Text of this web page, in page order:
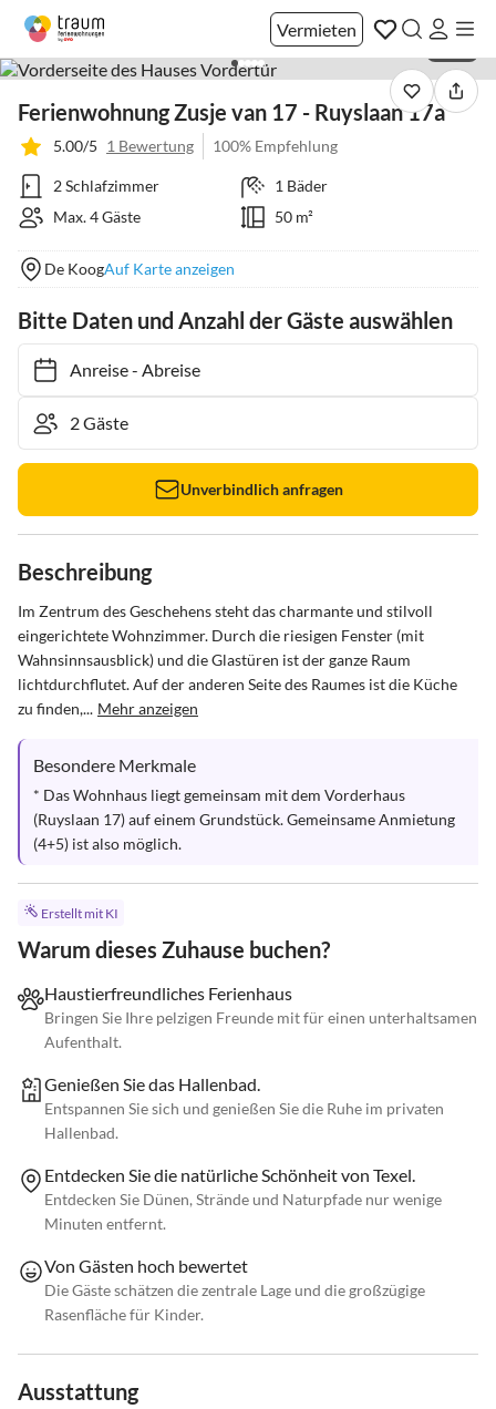
Vermieten
Ferienwohnung Zusje van 17 - Ruyslaan 17a
5.00/5 1 Bewertung 100% Empfehlung
2 Schlafzimmer
1 Bäder
Max. 4 Gäste
50 m²
De KoogAuf Karte anzeigen
Bitte Daten und Anzahl der Gäste auswählen
Anreise- Abreise
Unverbindlich anfragen
Beschreibung
Im Zentrum des Geschehens steht das charmante und stilvoll
eingerichtete Wohnzimmer. Durch die riesigen Fenster (mit
Wahnsinnsausblick) und die Glastüren ist der ganze Raum
lichtdurchflutet. Auf der anderen Seite des Raumes ist die Küche
zu finden,... Mehr anzeigen
Besondere Merkmale
* Das Wohnhaus liegt gemeinsam mit dem Vorderhaus
(Ruyslaan 17) auf einem Grundstück. Gemeinsame Anmietung
(4+5) ist also möglich.
Erstellt mit KI
Warum dieses Zuhause buchen?
Haustierfreundliches Ferienhaus
Bringen Sie Ihre pelzigen Freunde mit für einen unterhaltsamen
Aufenthalt.
Genießen Sie das Hallenbad.
Entspannen Sie sich und genießen Sie die Ruhe im privaten
Hallenbad.
Entdecken Sie die natürliche Schönheit von Texel.
Entdecken Sie Dünen, Strände und Naturpfade nur wenige
Minuten entfernt.
Von Gästen hoch bewertet
Die Gäste schätzen die zentrale Lage und die großzügige
Rasenfläche für Kinder.
Ausstattung